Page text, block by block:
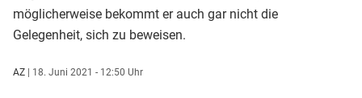
möglicherweise bekommt er auch gar nicht die
Gelegenheit, sich zu beweisen.
AZ | 18. Juni 2021 - 12:50 Uhr